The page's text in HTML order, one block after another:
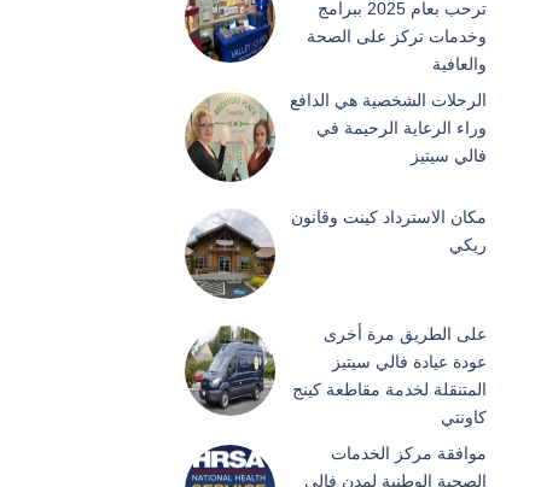
ترحب بعام 2025 ببرامج
وخدمات تركز على الصحة
والعافية
الرحلات الشخصية هي الدافع
وراء الرعاية الرحيمة في
فالي سيتيز
مكان الاسترداد كينت وقانون
ريكي
على الطريق مرة أخرى
عودة عيادة فالي سيتيز
المتنقلة لخدمة مقاطعة كينج
كاونتي
موافقة مركز الخدمات
الصحية الوطنية لمدن فالي